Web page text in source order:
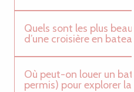
Quels sont les plus
d’une croisière en bateau
Où peut-on louer un
permis) pour explorer la